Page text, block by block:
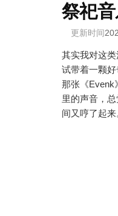
祭祀
更新时间
其实我对这
试带着一颗
那张《Evenk
里的声音，
间又哼了起来